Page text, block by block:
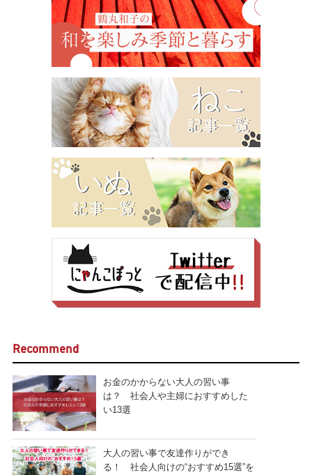
Recommend
お金のかからない大人の習い事
は？ 社会人や主婦におすすめした
い13選
大人の習い事で友達作りができ
る！ 社会人向けの“おすすめ15選”を